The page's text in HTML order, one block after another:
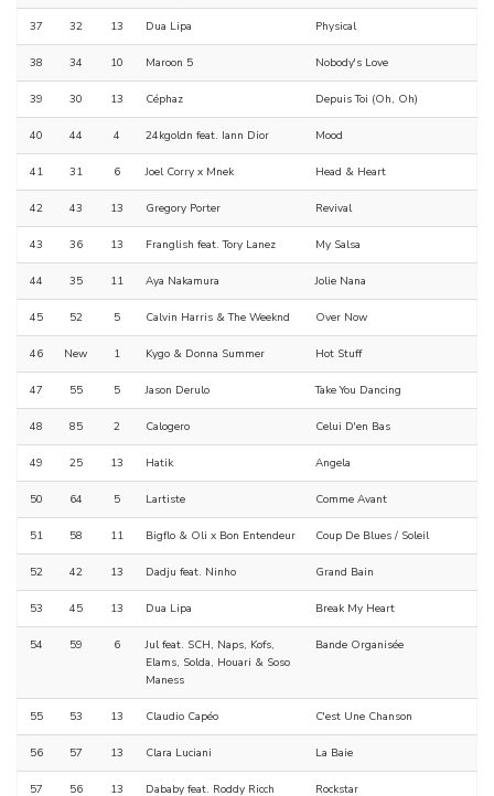
37 32 13 Dua Lipa Physical
38 34 10 Maroon 5 Nobody's Love
39 30 13 Céphaz Depuis Toi (Oh, Oh)
40 44 4 24kgoldn feat. Iann Dior Mood
41 31 6 Joel Corry x Mnek Head & Heart
42 43 13 Gregory Porter Revival
43 36 13 Franglish feat. Tory Lanez My Salsa
44 35 11 Aya Nakamura Jolie Nana
45 52 5 Calvin Harris & The Weeknd Over Now
46 New 1 Kygo & Donna Summer Hot Stuff
47 55 5 Jason Derulo Take You Dancing
48 85 2 Calogero Celui D'en Bas
49 25 13 Hatik Angela
50 64 5 Lartiste Comme Avant
51 58 11 Bigflo & Oli x Bon Entendeur Coup De Blues / Soleil
52 42 13 Dadju feat. Ninho Grand Bain
53 45 13 Dua Lipa Break My Heart
54 59 6
Jul feat. SCH, Naps, Kofs,
Elams, Solda, Houari & Soso
Maness
Bande Organisée
55 53 13 Claudio Capéo C'est Une Chanson
56 57 13 Clara Luciani La Baie
57 56 13 Dababy feat. Roddy Ricch Rockstar